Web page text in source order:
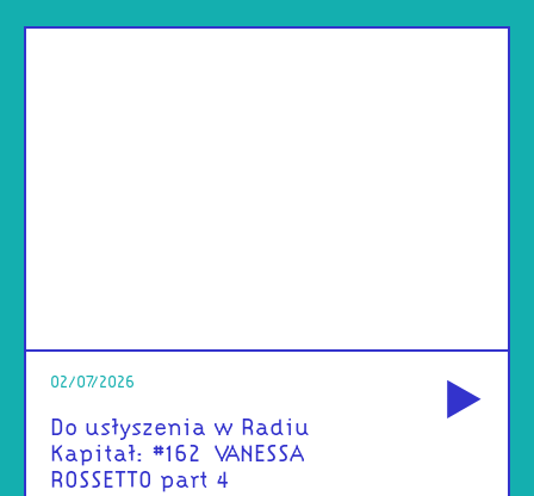
02/07/2026
Do usłyszenia w Radiu
Kapitał: #162 | VANESSA
ROSSETTO part 4